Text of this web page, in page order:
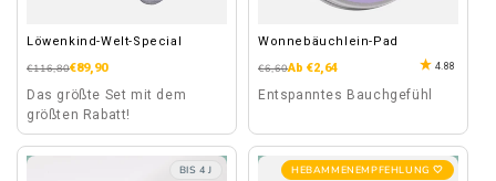
Löwenkind-Welt-Special
Normaler
€116,80
Verkaufspreis
€89,90
Das größte Set mit dem
größten Rabatt!
Wonnebäuchlein-Pad
Normaler
€6,60
Verkaufspreis
Ab €2,64 4.88
Entspanntes Bauchgefühl
BIS 4 J
HEBAMMENEMPFEHLUNG 🤍